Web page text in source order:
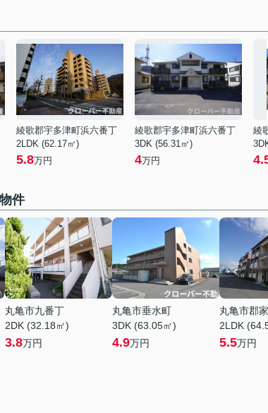
綾歌郡宇多津町浜六番丁
2LDK (62.17㎡)
5.8万円
綾歌郡宇多津町浜六番丁
3DK (56.31㎡)
4万円
綾
件
丸亀市九番丁
2DK (32.18㎡)
3.8万円
丸亀市垂水町
3DK (63.05㎡)
4.9万円
丸亀市郡
2LDK
5.5万円